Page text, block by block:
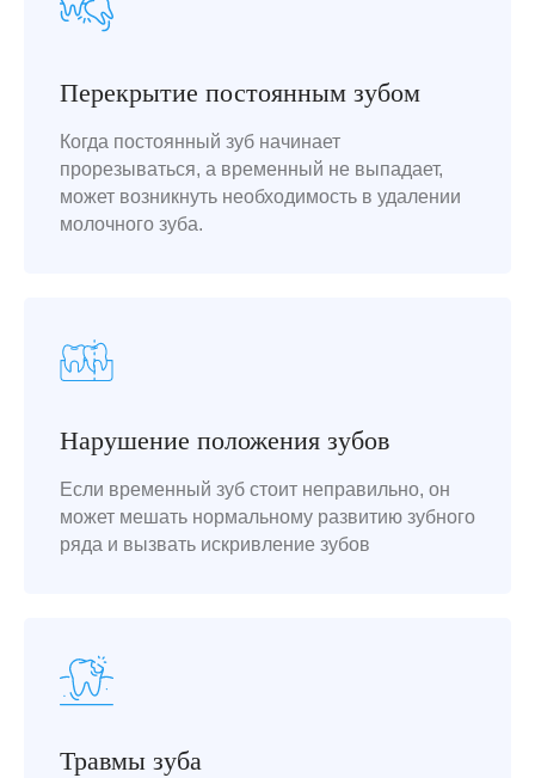
Перекрытие постоянным зубом
Когда постоянный зуб начинает
прорезываться, а временный не выпадает,
может возникнуть необходимость в удалении
молочного зуба.
Нарушение положения зубов
Если временный зуб стоит неправильно, он
может мешать нормальному развитию зубного
ряда и вызвать искривление зубов
Травмы зуба
Ваша улыбка заслуживает восхищения!
станет идеальной!